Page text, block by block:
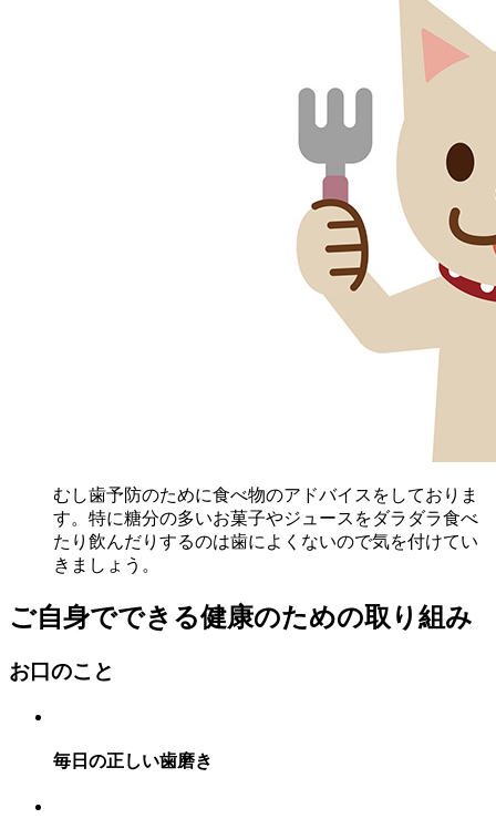
むし歯予防のために食べ物のアドバイスをしておりま
す。特に糖分の多いお菓子やジュースをダラダラ食べ
たり飲んだりするのは歯によくないので気を付けてい
きましょう。
ご自身でできる健康のための取り組み
お口のこと
毎日の正しい歯磨き